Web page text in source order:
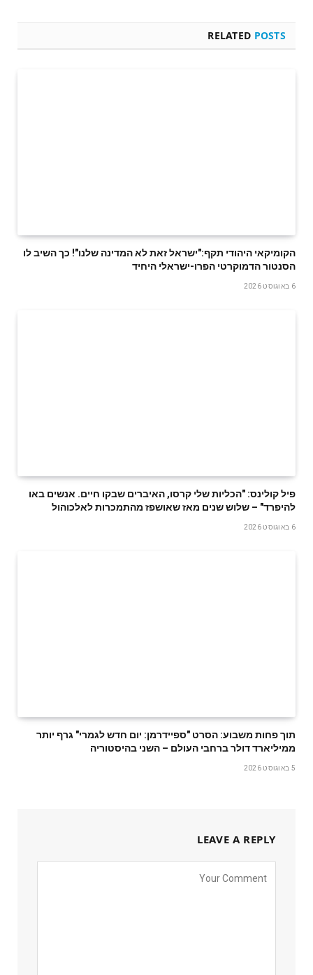
RELATED POSTS
הקומיקאי היהודי תקף:"ישראל זאת לא המדינה שלנו"! כך השיב לו
הסנטור הדמוקרטי הפרו-ישראלי היחיד
6 באוגוסט 2026
פיל קולינס: "הכליות שלי קרסו, האיברים שבקו חיים. אנשים באו
להיפרד" – שלוש שנים מאז שאושפז מהתמכרות לאלכוהול
6 באוגוסט 2026
תוך פחות משבוע: הסרט "ספיידרמן: יום חדש לגמרי" גרף יותר
ממיליארד דולר ברחבי העולם – השני בהיסטוריה
5 באוגוסט 2026
LEAVE A REPLY